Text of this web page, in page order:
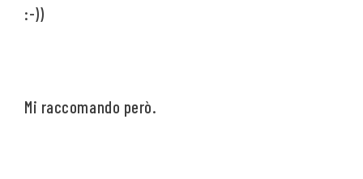
:-))
Mi raccomando però.